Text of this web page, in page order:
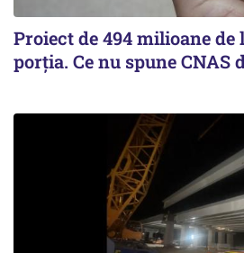
Proiect de 494 milioane
porția. Ce nu spune CNAS